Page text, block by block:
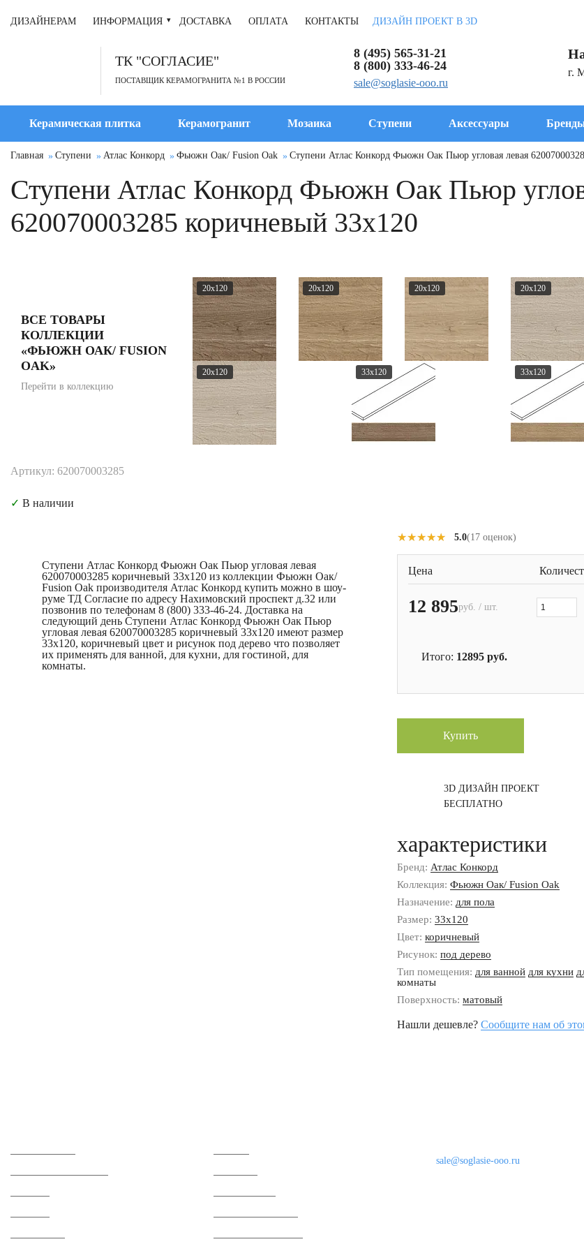
ДИЗАЙНЕРАМ ИНФОРМАЦИЯ ДОСТАВКА ОПЛАТА КОНТАКТЫ ДИЗАЙН ПРОЕКТ В 3D
ТК "СОГЛАСИЕ"
ПОСТАВЩИК КЕРАМОГРАНИТА №1 В РОССИИ
8 (495) 565-31-21
8 (800) 333-46-24
sale@soglasie-ooo.ru
г.
Керамическая плитка Керамогранит Мозаика Ступени Аксессуары
Главная Ступени Атлас Конкорд Фьюжн Оак/ Fusion Oak Ступени Атлас Конкорд Фьюжн Оак Пьюр угловая левая
Ступени Атлас Конкорд Фьюжн Оак Пьюр
620070003285 коричневый 33x120
ВСЕ ТОВАРЫ
КОЛЛЕКЦИИ
«ФЬЮЖН ОАК/ FUSION
OAK»
Перейти в коллекцию
20x120 20x120 20x120 20x120
20x120 33x120 33x120
Артикул: 620070003285
✓ В наличии
Ступени Атлас Конкорд Фьюжн Оак Пьюр угловая левая
620070003285 коричневый 33x120 из коллекции Фьюжн Оак/
Fusion Oak производителя Атлас Конкорд купить можно в шоу-
руме ТД Согласие по адресу Нахимовский проспект д.32 или
позвонив по телефонам 8 (800) 333-46-24. Доставка на
следующий день Ступени Атлас Конкорд Фьюжн Оак Пьюр
угловая левая 620070003285 коричневый 33x120 имеют размер
33x120, коричневый цвет и рисунок под дерево что позволяет
их применять для ванной, для кухни, для гостиной, для
комнаты.
★★★★★
★★★★★ 5.0(17 оценок)
Цена
12 895руб. / шт.
Итого: 12895 руб.
Купить
3D ДИЗАЙН ПРОЕКТ
БЕСПЛАТНО
характеристики
Бренд: Атлас Конкорд
Коллекция: Фьюжн Оак/ Fusion Oak
Назначение: для пола
Размер: 33x120
Цвет: коричневый
Рисунок: под дерево
Тип помещения: для ванной для кухни
комнаты
Поверхность: матовый
Нашли дешевле? Сообщите нам об
sale@soglasie-ooo.ru